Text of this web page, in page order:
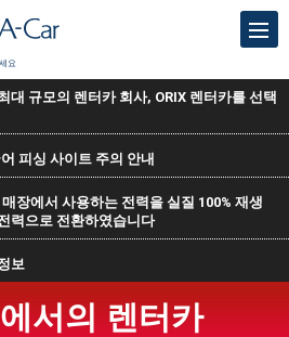
요
대 규모의 렌터카 회사, ORIX 렌터카를 선택
피싱 사이트 주의 안내
장에서 사용하는 전력을 실질 100% 재생
력으로 전환하였습니다
보
서의 렌터카